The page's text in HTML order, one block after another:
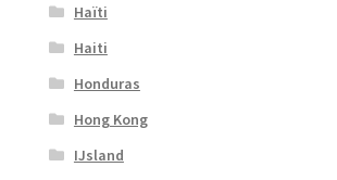
Haïti
Haiti
Honduras
Hong Kong
IJsland